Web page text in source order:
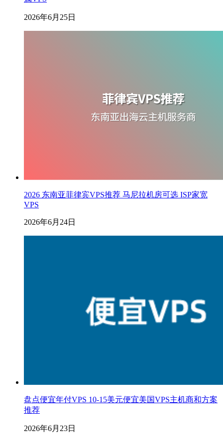
2026年6月25日
2026 东南亚菲律宾VPS推荐 马尼拉机房可选 ISP家宽
VPS
2026年6月24日
盘点便宜年付VPS 10-15美元便宜美国VPS主机商和方案
推荐
2026年6月23日